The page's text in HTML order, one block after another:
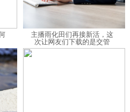
主播雨化田们再接新活，这
次让网友们下载的是交管
12123APP